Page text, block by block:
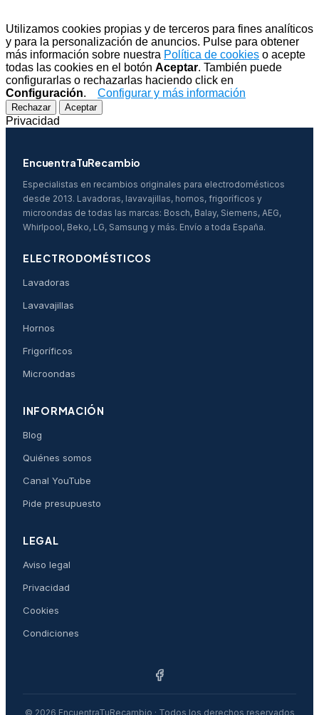
Utilizamos cookies propias y de terceros para fines analíticos
y para la personalización de anuncios. Pulse para obtener
más información sobre nuestra Política de cookies o acepte
todas las cookies en el botón Aceptar. También puede
configurarlas o rechazarlas haciendo click en
Configuración. Configurar y más información
Rechazar Aceptar
Privacidad
EncuentraTuRecambio
Especialistas en recambios originales para electrodomésticos
desde 2013. Lavadoras, lavavajillas, hornos, frigoríficos y
microondas de todas las marcas: Bosch, Balay, Siemens, AEG,
Whirlpool, Beko, LG, Samsung y más. Envío a toda España.
ELECTRODOMÉSTICOS
Lavadoras
Lavavajillas
Hornos
Frigoríficos
Microondas
INFORMACIÓN
Blog
Quiénes somos
Canal YouTube
Pide presupuesto
LEGAL
Aviso legal
Privacidad
Cookies
Condiciones
© 2026 EncuentraTuRecambio · Todos los derechos reservados